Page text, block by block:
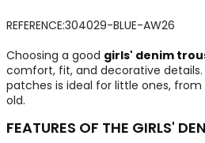
REFERENCE:304029-BLUE-AW26
Choosing a good girls' denim
comfort, fit, and decorative
patches is ideal for little ones, from
old.
FEATURES OF THE GIRLS'